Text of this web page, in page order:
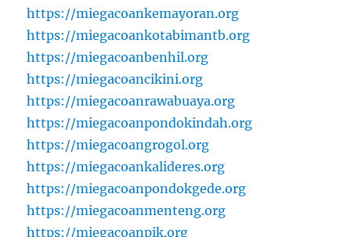
https://miegacoankemayoran.org
https://miegacoankotabimantb.org
https://miegacoanbenhil.org
https://miegacoancikini.org
https://miegacoanrawabuaya.org
https://miegacoanpondokindah.org
https://miegacoangrogol.org
https://miegacoankalideres.org
https://miegacoanpondokgede.org
https://miegacoanmenteng.org
https://miegacoanpik.org